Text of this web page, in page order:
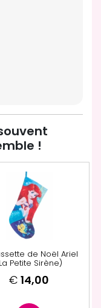
!
de Noël Ariel
Petite Sirène)
€ 14,00